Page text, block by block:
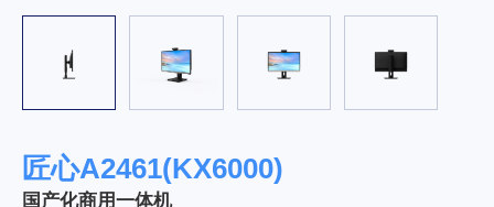
匠心A2461(KX6000)
国产化商用一体机